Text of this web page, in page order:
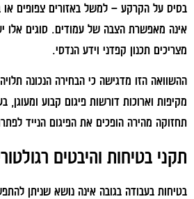
בסיס על הקרקע – למשל באזורים צפופים
אינה מאפשרת הצבה של עמודים. סוגים אלו
מצריכים תכנון קפדני וידע הנדסי.
ההשוואה הזו מדגישה כי הבחירה הנכונה
מקיפות וארוכות דורשות פיגום קבוע ומעוגן,
תחזוקה מהירה הופכים את הפיגום הנייד
תקני בטיחות והיבטים
בטיחות בעבודה בגובה אינה נושא שניתן